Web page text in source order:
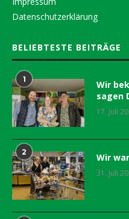
Datenschutzerklärung
BELIEBTESTE BEITRÄGE
1
Wir
sagen
17. Juli
2 Wir
31. Juli